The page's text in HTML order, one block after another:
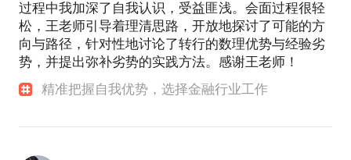
过程中我加深了自我认识，受益匪浅。会面过程很轻
松，王老师引导着理清思路，开放地探讨了可能的方
向与路径，针对性地讨论了转行的数理优势与经验劣
势，并提出弥补劣势的实践方法。感谢王老师！
精准把握自我优势，选择金融行业工作